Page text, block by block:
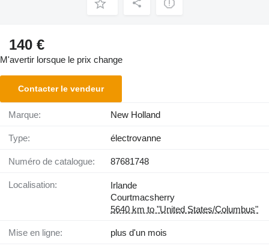
140 €
M'avertir lorsque le prix change
Contacter le vendeur
Marque: New Holland
Type: électrovanne
Numéro de catalogue: 87681748
Localisation:
Irlande
Courtmacsherry
5640 km to "United States/Columbus"
Mise en ligne: plus d'un mois